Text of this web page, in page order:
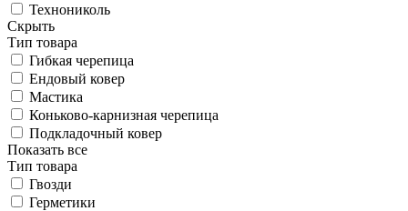
Технониколь
Скрыть
Тип товара
Гибкая черепица
Ендовый ковер
Мастика
Коньково-карнизная черепица
Подкладочный ковер
Показать все
Тип товара
Гвозди
Герметики